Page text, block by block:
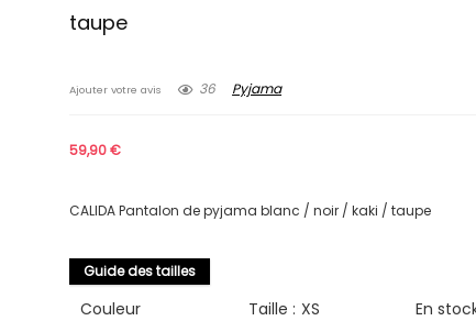
taupe
Ajouter votre avis 36 Pyjama
59,90€
CALIDA Pantalon de pyjama blanc / noir / kaki / taupe
Guide des tailles
Couleur Taille : XS En